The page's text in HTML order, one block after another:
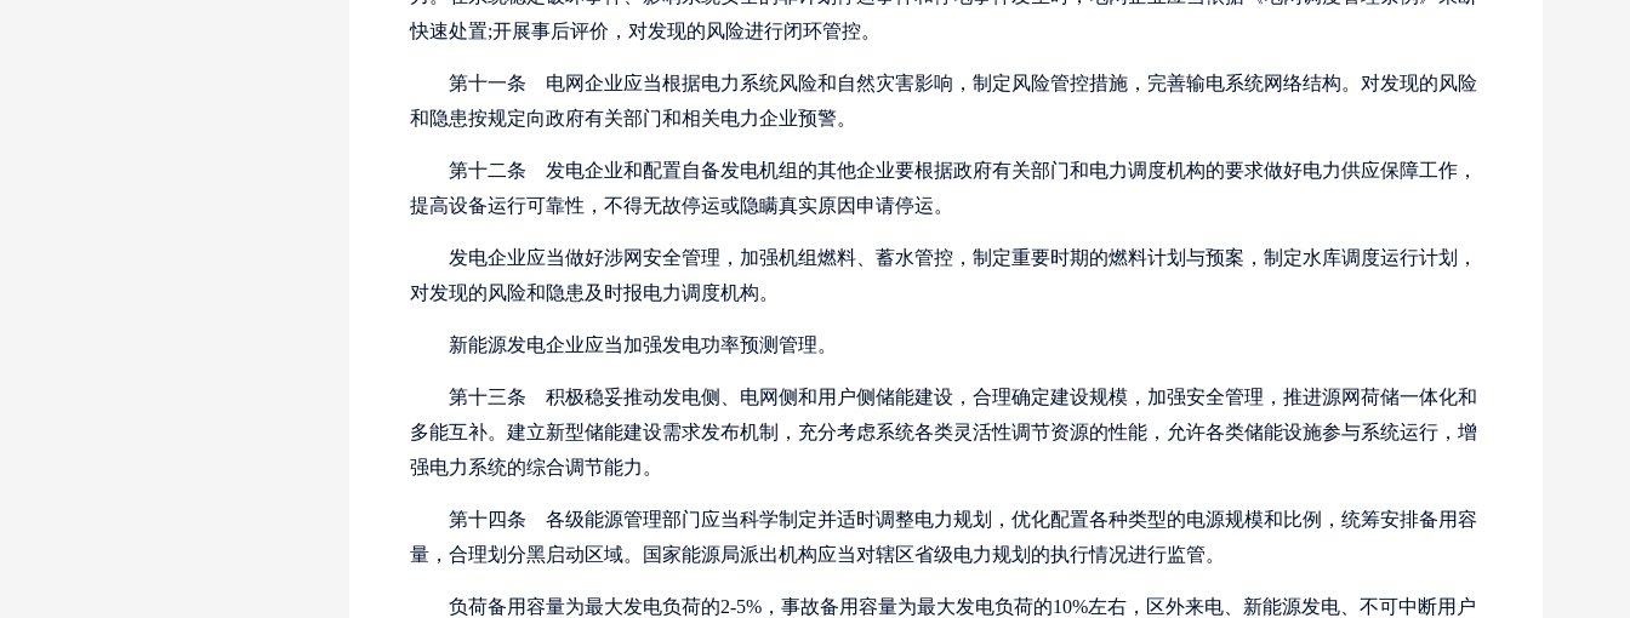
快速处置;开展事后评价，对发现的风险进行闭环管控。
第十一条 电网企业应当根据电力系统风险和自然灾害影响，制定风险管控措施，完善输电系统网络结构。对发现的风险
和隐患按规定向政府有关部门和相关电力企业预警。
第十二条 发电企业和配置自备发电机组的其他企业要根据政府有关部门和电力调度机构的要求做好电力供应保障工作，
提高设备运行可靠性，不得无故停运或隐瞒真实原因申请停运。
发电企业应当做好涉网安全管理，加强机组燃料、蓄水管控，制定重要时期的燃料计划与预案，制定水库调度运行计划，
对发现的风险和隐患及时报电力调度机构。
新能源发电企业应当加强发电功率预测管理。
第十三条 积极稳妥推动发电侧、电网侧和用户侧储能建设，合理确定建设规模，加强安全管理，推进源网荷储一体化和
多能互补。建立新型储能建设需求发布机制，充分考虑系统各类灵活性调节资源的性能，允许各类储能设施参与系统运行，增
强电力系统的综合调节能力。
第十四条 各级能源管理部门应当科学制定并适时调整电力规划，优化配置各种类型的电源规模和比例，统筹安排备用容
量，合理划分黑启动区域。国家能源局派出机构应当对辖区省级电力规划的执行情况进行监管。
负荷备用容量为最大发电负荷的2-5%，事故备用容量为最大发电负荷的10%左右，区外来电、新能源发电、不可中断用户